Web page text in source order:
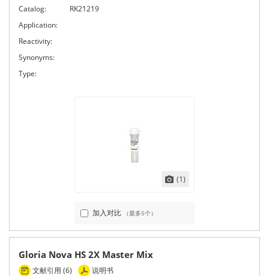
Catalog:
RK21219
Application:
Reactivity:
Synonyms:
Type:
(1)
加入对比 （最多5个）
Gloria Nova HS 2X Master Mix
文献引用 (6) 说明书